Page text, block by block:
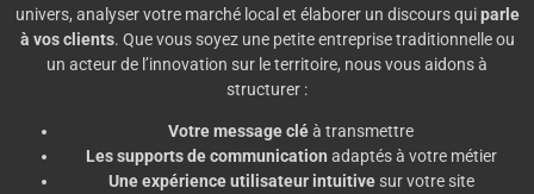
univers, analyser votre marché local et élaborer un discours quiparle
à vos clients. Que vous soyez une petite entreprise traditionnelle ou
un acteur de l’innovation sur le territoire, nous vous aidons à
structurer :
Votre message cléà transmettre
Les supports de communication adaptés à votre métier
Une expérience utilisateur intuitivesur votre site